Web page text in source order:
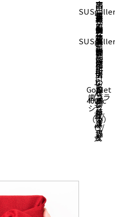
山
本
勝
之
助
商
店
棕
櫚
ほ
う
き
小
笠
原
鋳
造
所
ミ
ニ
パ
ン
蓋
付/
大
宮
島
工
芸
製
作
所
し
ゃ
も
じ/
へ
ら
中
村
銅
器
製
作
所
玉
子
焼
き
鍋
タ
イ
タ
ネ
ス
タ
ン
ブ
ラ
ー
志
津
刃
物
製
作
所
ゆ
り
シ
リ
ー
ズ
大
矢
製
作
所
お
ろ
し
金
か
な
や
刷
子
歯ブラ
シ
（小）
藤
山
窯
粉
引
シ
リ
ー
ズ
Goblet
400cc